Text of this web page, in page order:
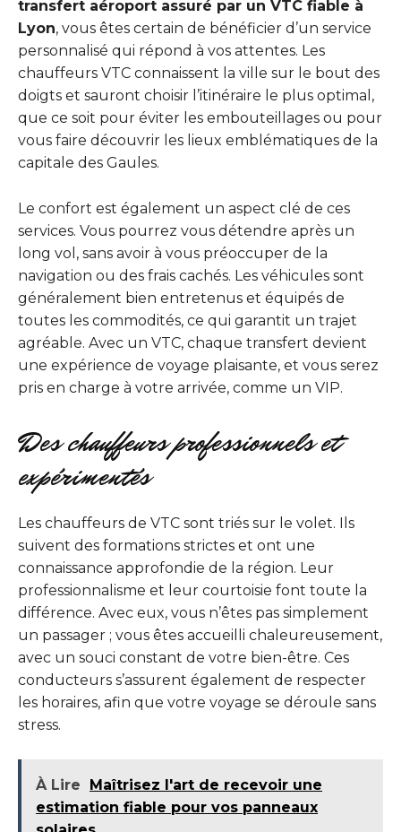
transfert aéroport assuré par un VTC fiable à
Lyon, vous êtes certain de bénéficier d’un service
personnalisé qui répond à vos attentes. Les
chauffeurs VTC connaissent la ville sur le bout des
doigts et sauront choisir l’itinéraire le plus optimal,
que ce soit pour éviter les embouteillages ou pour
vous faire découvrir les lieux emblématiques de la
capitale des Gaules.
Le confort est également un aspect clé de ces
services. Vous pourrez vous détendre après un
long vol, sans avoir à vous préoccuper de la
navigation ou des frais cachés. Les véhicules sont
généralement bien entretenus et équipés de
toutes les commodités, ce qui garantit un trajet
agréable. Avec un VTC, chaque transfert devient
une expérience de voyage plaisante, et vous serez
pris en charge à votre arrivée, comme un VIP.
Des chauffeurs professionnels et
expérimentés
Les chauffeurs de VTC sont triés sur le volet. Ils
suivent des formations strictes et ont une
connaissance approfondie de la région. Leur
professionnalisme et leur courtoisie font toute la
différence. Avec eux, vous n’êtes pas simplement
un passager ; vous êtes accueilli chaleureusement,
avec un souci constant de votre bien-être. Ces
conducteurs s’assurent également de respecter
les horaires, afin que votre voyage se déroule sans
stress.
À Lire
Maîtrisez l'art de recevoir une
estimation fiable pour vos panneaux